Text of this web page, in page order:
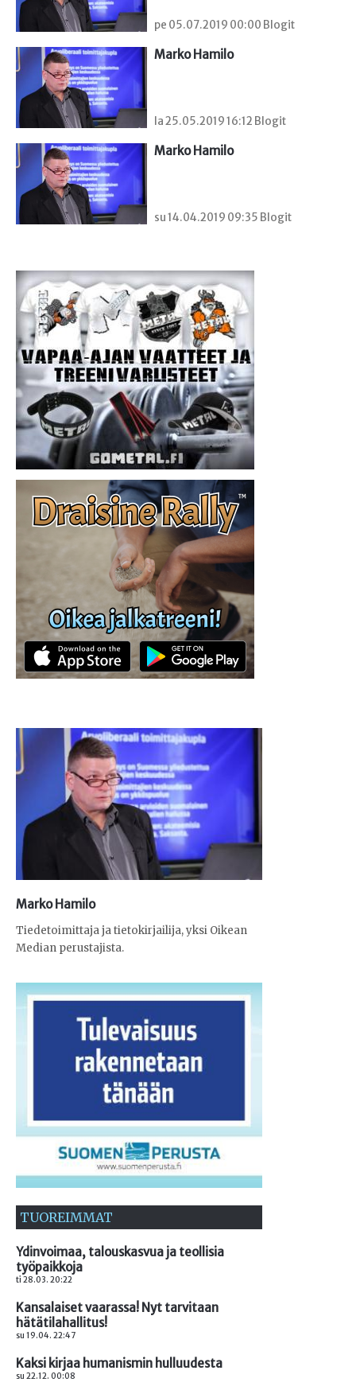
pe 05.07.2019 00:00 Blogit
Marko Hamilo
la 25.05.2019 16:12 Blogit
Marko Hamilo
su 14.04.2019 09:35 Blogit
Marko Hamilo
Tiedetoimittaja ja tietokirjailija, yksi Oikean
Median perustajista.
TUOREIMMAT
Ydinvoimaa, talouskasvua ja teollisia
työpaikkoja
ti 28.03. 20:22
Kansalaiset vaarassa! Nyt tarvitaan
hätätilahallitus!
su 19.04. 22:47
Kaksi kirjaa humanismin hulluudesta
su 22.12. 00:08